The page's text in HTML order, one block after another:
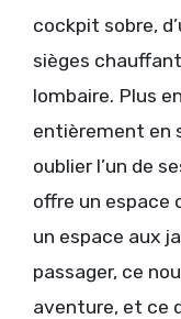
cockpit sobre,
sièges
lombaire. Plus
entièrement en
oublier l’un de
offre un espace
un espace aux
passager, ce
aventure, et ce